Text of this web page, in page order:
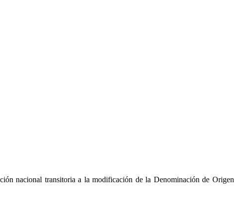
nacional transitoria a la modificación de la Denominación de Origen